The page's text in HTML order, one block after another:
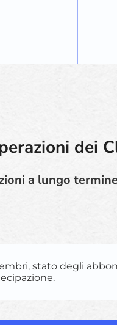
dei
a lungo
stato degli